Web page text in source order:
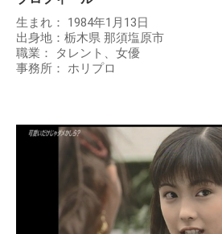
生まれ： 1984年1月13日
出身地：栃木県 那須塩原市
職業： タレント、女優
事務所： ホリプロ